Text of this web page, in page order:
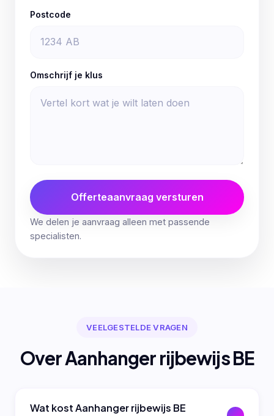
Postcode
Omschrijf je klus
Offerteaanvraag versturen
We delen je aanvraag alleen met passende
specialisten.
VEELGESTELDE VRAGEN
Over Aanhanger rijbewijs BE
Wat kost Aanhanger rijbewijs BE